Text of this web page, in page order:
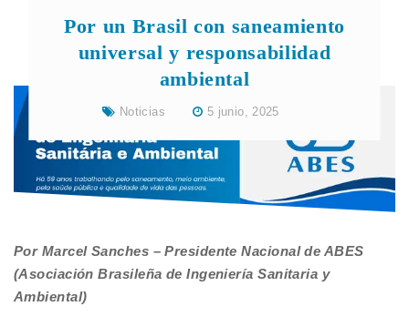
Por un Brasil con saneamiento
universal y responsabilidad
ambiental
Noticias 5 junio, 2025
Por Marcel Sanches – Presidente Nacional de ABES
(Asociación Brasileña de Ingeniería Sanitaria y
Ambiental)